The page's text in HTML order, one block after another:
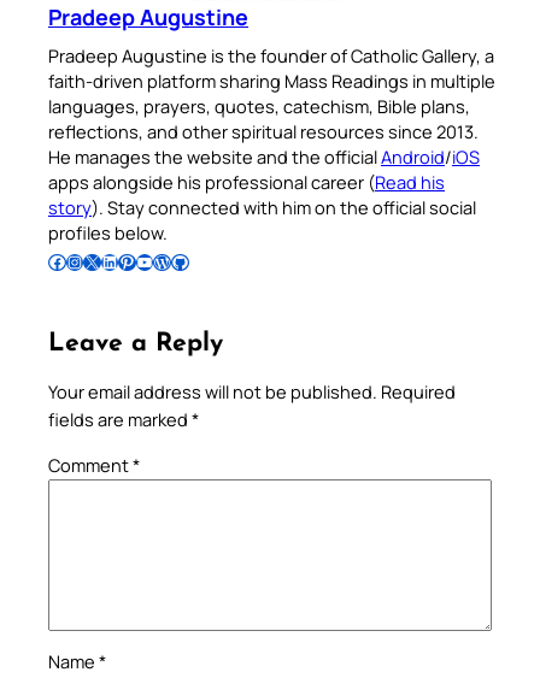
Pradeep Augustine
Pradeep Augustine is the founder of Catholic Gallery, a
faith-driven platform sharing Mass Readings in multiple
languages, prayers, quotes, catechism, Bible plans,
reflections, and other spiritual resources since 2013.
He manages the website and the officialAndroid/iOS
apps alongside his professional career (Read his
story). Stay connected with him on the official social
profiles below.
Follow Pradeep on Facebook Follow Pradeep on InstagramFollow Pradeep on X Follow Pradeep on LinkedIn Follow Pradeep on Pinterest Subscribe to Pradeep’s Youtube Channel Follow Pradeep on WordPress Follow Pradeep on GitHub
Leave a Reply
Your email address will not be published. Required
fields are marked *
Comment*
Name *